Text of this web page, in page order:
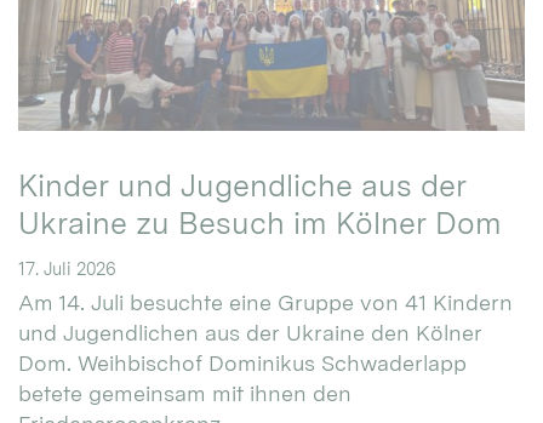
Kinder und Jugendliche aus der
Ukraine zu Besuch im Kölner Dom
17. Juli 2026
Am 14. Juli besuchte eine Gruppe von 41 Kindern
und Jugendlichen aus der Ukraine den Kölner
Dom. Weihbischof Dominikus Schwaderlapp
betete gemeinsam mit ihnen den